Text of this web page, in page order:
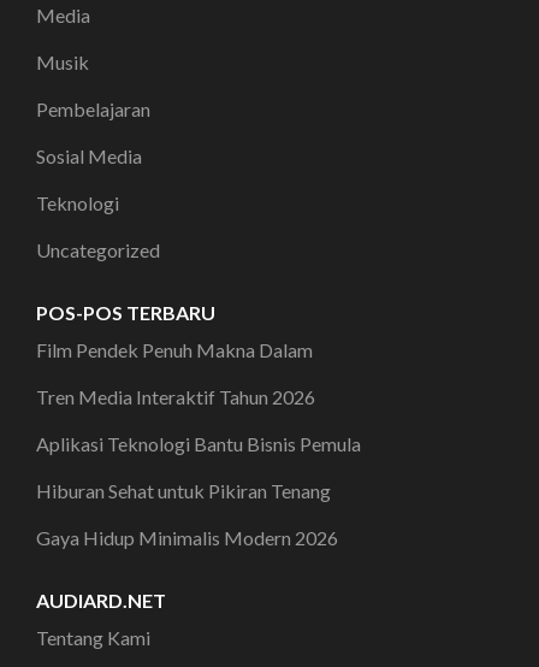
Media
Musik
Pembelajaran
Sosial Media
Teknologi
Uncategorized
POS-POS TERBARU
Film Pendek Penuh Makna Dalam
Tren Media Interaktif Tahun 2026
Aplikasi Teknologi Bantu Bisnis Pemula
Hiburan Sehat untuk Pikiran Tenang
Gaya Hidup Minimalis Modern 2026
AUDIARD.NET
Tentang Kami